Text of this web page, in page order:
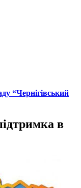
“Чернігівський
в